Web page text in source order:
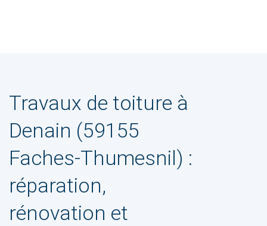
Travaux de toiture à
Denain (59155
Faches-Thumesnil) :
réparation,
rénovation et